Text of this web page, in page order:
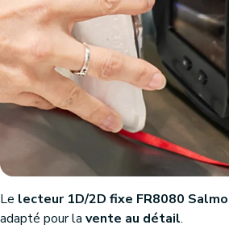
Le lecteur 1D/2D fixe FR8080
adapté pour la vente au détail.